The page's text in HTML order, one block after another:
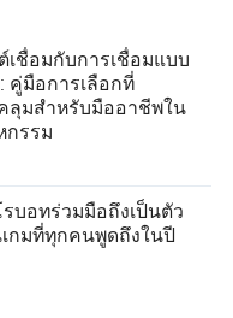
เชื่อมกับการเชื่อมแบบ
คู่มือการเลือกที่
ลุมสำหรับมืออาชีพใน
กรรม
บอทร่วมมือถึงเป็นตัว
เกมที่ทุกคนพูดถึงในปี